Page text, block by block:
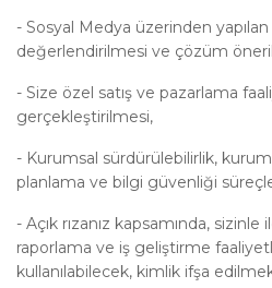
- Sosyal Medya üzerinden
değerlendirilmesi ve çözüm
- Size özel satış ve pazarlama
gerçekleştirilmesi,
- Kurumsal sürdürülebilirlik,
planlama ve bilgi güvenliği
- Açık rızanız kapsamında,
raporlama ve iş geliştirme
kullanılabilecek, kimlik ifşa